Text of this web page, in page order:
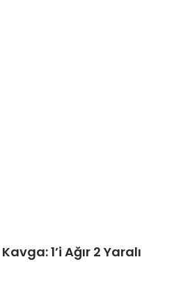
1’i Ağır 2 Yaralı